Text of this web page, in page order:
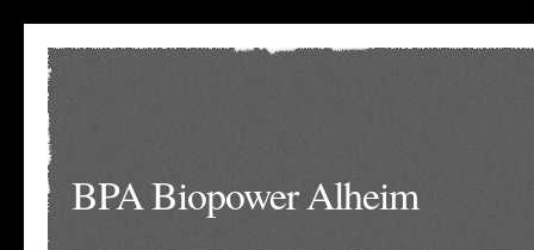
BPA Biopower Alheim